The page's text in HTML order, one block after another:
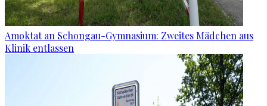
Amoktat an Schongau-Gymnasium: Zweites Mädchen aus
Klinik entlassen